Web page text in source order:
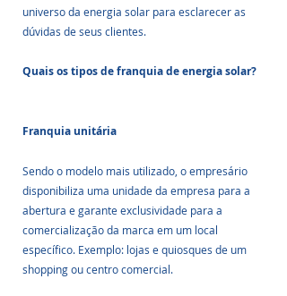
universo da energia solar para esclarecer as
dúvidas de seus clientes.
Quais os tipos de franquia de energia solar?
Franquia unitária
Sendo o modelo mais utilizado, o empresário
disponibiliza uma unidade da empresa para a
abertura e garante exclusividade para a
comercialização da marca em um local
específico. Exemplo: lojas e quiosques de um
shopping ou centro comercial.